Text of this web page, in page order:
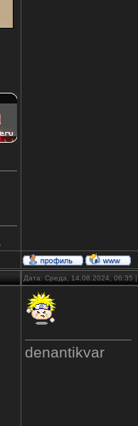
Дата: Среда, 14.08.2024,
denantikvar